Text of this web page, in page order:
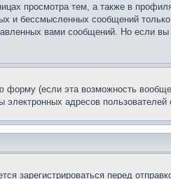
просмотра тем, а также в
и бессмысленных сообщений
вами сообщений. Но если вы
форму (если эта возможность
адресов пользователей
зарегистрироваться перед